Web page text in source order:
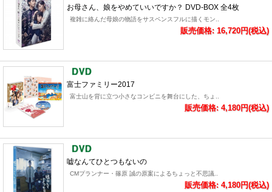
お母さん、娘をやめていいですか？ DVD-BOX 全4枚
複雑に絡んだ母娘の物語をサスペンスフルに描くモン..
販売価格: 16,720円(税込)
富士ファミリー2017
富士山を背に立つ小さなコンビニを舞台にした、ちょ..
販売価格: 4,180円(税込)
嘘なんてひとつもないの
CMプランナー・篠原 誠の原案によるちょっと不思議..
販売価格: 4,180円(税込)